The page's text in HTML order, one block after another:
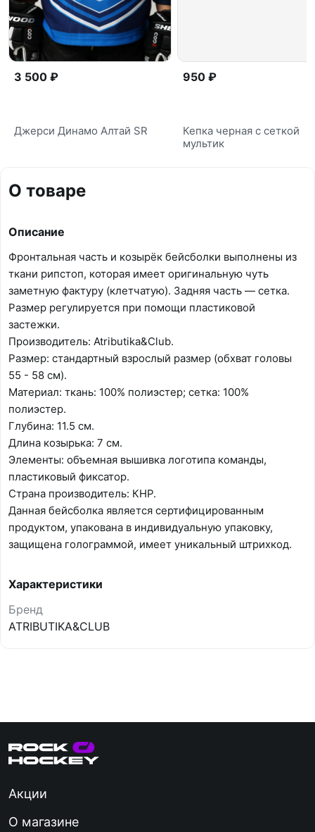
3 500 ₽
Джерси Динамо Алтай SR
950 ₽
Кепка черная с сеткой
мультик
О товаре
Описание
Фронтальная часть и козырёк бейсболки выполнены из
ткани рипстоп, которая имеет оригинальную чуть
заметную фактуру (клетчатую). Задняя часть — сетка.
Размер регулируется при помощи пластиковой
застежки.
Производитель: Atributika&Club.
Размер: стандартный взрослый размер (обхват головы
55 - 58 см).
Материал: ткань: 100% полиэстер; сетка: 100%
полиэстер.
Глубина: 11.5 см.
Длина козырька: 7 см.
Элементы: объемная вышивка логотипа команды,
пластиковый фиксатор.
Страна производитель: КНР.
Данная бейсболка является сертифицированным
продуктом, упакована в индивидуальную упаковку,
защищена голограммой, имеет уникальный штрихкод.
Характеристики
Бренд
ATRIBUTIKA&CLUB
Акции
О магазине